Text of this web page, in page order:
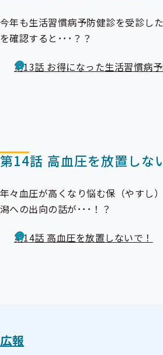
今年も生活習慣病予防健診を受診し
を確認すると･･･？？
第13話 お得になった生活習慣病
第14話 高血圧を放置しな
年々血圧が高くなり悩む保（やすし
潟への出向の話が･･･！？
第14話 高血圧を放置しないで！
広報